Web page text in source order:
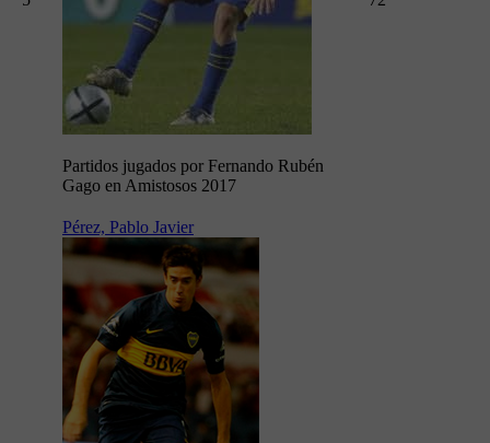
Partidos jugados por Fernando Rubén
Gago en Amistosos 2017
Pérez, Pablo Javier